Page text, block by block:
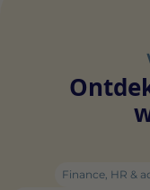
Finance, HR &